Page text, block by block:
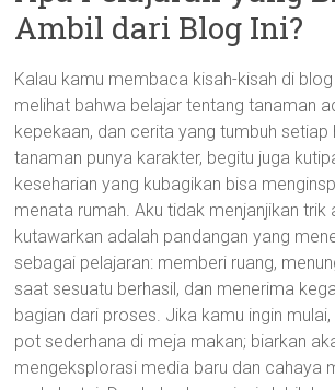
Ambil dari Blog Ini?
Kalau kamu membaca kisah-kisah di blog
melihat bahwa belajar tentang tanaman
kepekaan, dan cerita yang tumbuh setiap
tanaman punya karakter, begitu juga
keseharian yang kubagikan bisa
menata rumah. Aku tidak menjanjikan trik
kutawarkan adalah pandangan yang
sebagai pelajaran: memberi ruang,
saat sesuatu berhasil, dan menerima
bagian dari proses. Jika kamu ingin
pot sederhana di meja makan; biarkan
mengeksplorasi media baru dan cahaya